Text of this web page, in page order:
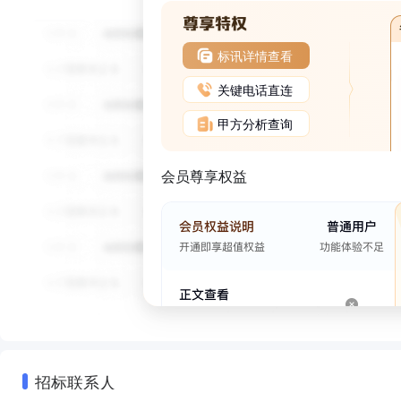
标讯详情查看
关键电话直连
甲方分析查询
会员尊享权益
招标联系人